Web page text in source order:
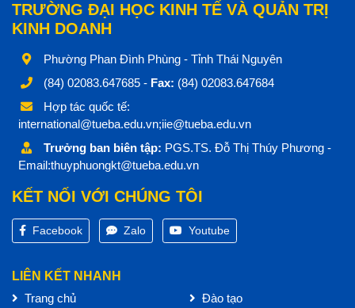
TRƯỜNG ĐẠI HỌC KINH TẾ VÀ QUẢN TRỊ
KINH DOANH
Phường Phan Đình Phùng - Tỉnh Thái Nguyên
(84) 02083.647685 - Fax: (84) 02083.647684
Hợp tác quốc tế:
international@tueba.edu.vn;iie@tueba.edu.vn
Trưởng ban biên tập: PGS.TS. Đỗ Thị Thúy Phương -
Email:thuyphuongkt@tueba.edu.vn
KẾT NỐI VỚI CHÚNG TÔI
Facebook Zalo Youtube
LIÊN KẾT NHANH
Trang chủ
Đào tạo